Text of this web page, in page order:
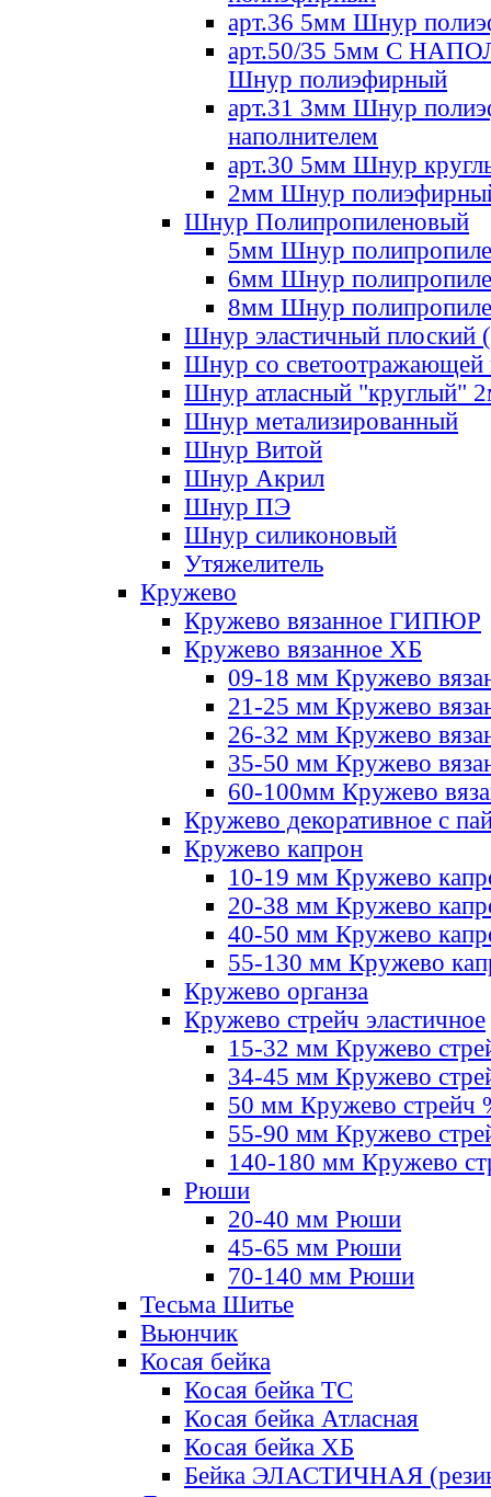
арт.36 5мм Шнур
арт.50/35 5мм С
Шнур полиэфирный
арт.31 3мм Шнур
наполнителем
арт.30 5мм Шнур
2мм Шнур
Шнур Полипропиленовый
5мм Шнур
6мм Шнур
8мм Шнур
Шнур эластичный плоский
Шнур со светоотражающей
Шнур атласный "круглый"
Шнур метализированный
Шнур Витой
Шнур Акрил
Шнур ПЭ
Шнур силиконовый
Утяжелитель
Кружево
Кружево вязанное ГИПЮР
Кружево вязанное ХБ
09-18 мм Кружево
21-25 мм Кружево
26-32 мм Кружево
35-50 мм Кружево
60-100мм Кружево
Кружево декоративное с
Кружево капрон
10-19 мм Кружево
20-38 мм Кружево
40-50 мм Кружево
55-130 мм Кружево
Кружево органза
Кружево стрейч эластичное
15-32 мм Кружево
34-45 мм Кружево
50 мм Кружево стрейч
55-90 мм Кружево
140-180 мм Кружево
Рюши
20-40 мм Рюши
45-65 мм Рюши
70-140 мм Рюши
Тесьма Шитье
Вьюнчик
Косая бейка
Косая бейка ТС
Косая бейка Атласная
Косая бейка ХБ
Бейка ЭЛАСТИЧНАЯ